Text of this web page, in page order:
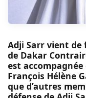
Adji Sarr vient
de Dakar
est
François Hélène
que d’autres